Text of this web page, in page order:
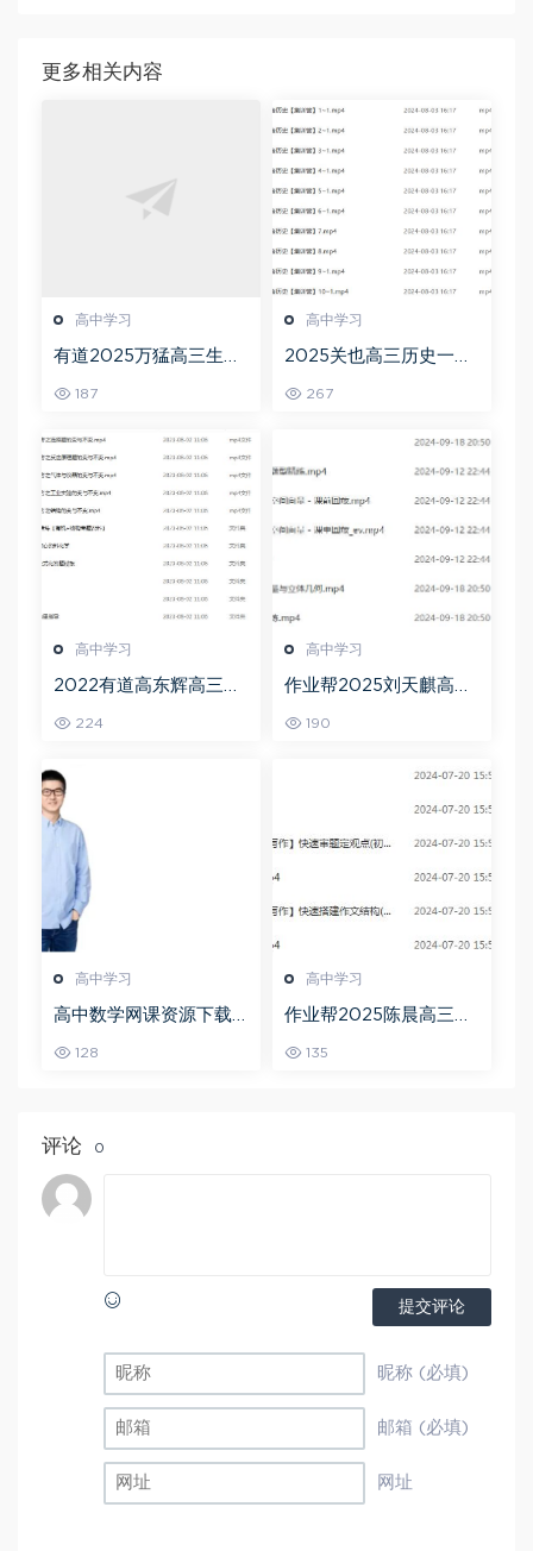
更多相关内容
高中学习
有道2025万猛高三生物
教程
187
高中学习
2025关也高三历史一轮
教程
267
高中学习
2022有道高东辉高三化
频教程+讲义+点睛班
224
高中学习
作业帮2025刘天麒高二
190
高中学习
高中数学网课资源下载
数学秋季班
128
高中学习
作业帮2025陈晨高三语
班
135
评论 0
提交评论
昵称 (必填)
邮箱 (必填)
网址